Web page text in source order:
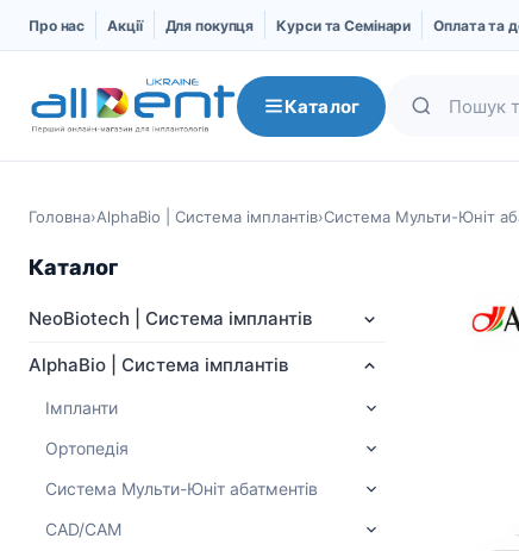
Про нас Акції Для покупця Курси та Семінари Оплата та
Каталог
NeoBiotech | Система
NeoBiotech
AlphaBio | Система
Головна›AlphaBio | Система імплантів›Система Мульти-Юніт
Каталог
NeoBiotech | Система імплантів
AlphaBio | Система імплантів
Імпланти
Ортопедія
Система Мульти-Юніт абатментів
CAD/CAM